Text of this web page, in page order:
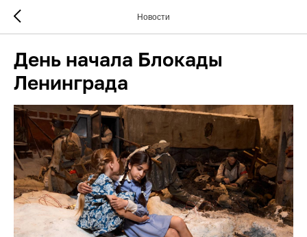
Новости
День начала Блокады
Ленинграда